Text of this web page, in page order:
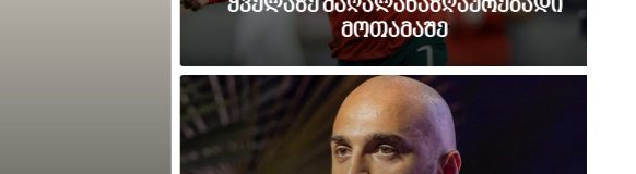
ყველაზე მაღალანაზღაურებადი
მოთამაშე